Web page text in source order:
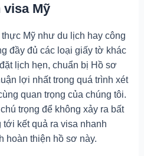
Mỹ
Mỹ như du lịch hay công
đầy đủ các loại giấy tờ khác
lịch hẹn, chuẩn bị Hồ sơ
lợi nhất trong quá trình xét
quan trọng của chúng tôi.
trọng để không xảy ra bất
kết quả ra visa nhanh
hoàn thiện hồ sơ này.